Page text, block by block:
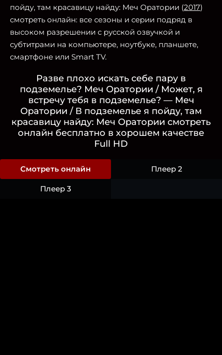
пойду, там красавицу найду: Меч Оратории (2017)
смотреть онлайн: все сезоны и серии подряд в
высоком разрешении с русской озвучкой и
субтитрами на компьютере, ноутбуке, планшете,
смартфоне или Smart TV.
Разве плохо искать себе пару в
подземелье? Меч Оратории / Может, я
встречу тебя в подземелье? — Меч
Оратории / В подземелье я пойду, там
красавицу найду: Меч Оратории смотреть
онлайн бесплатно в хорошем качестве
Full HD
Смотреть онлайн Плеер 2
Плеер 3